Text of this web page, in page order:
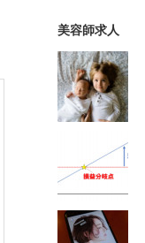
美容師求人